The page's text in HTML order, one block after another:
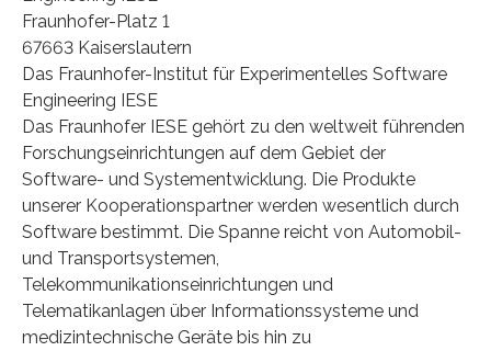
Fraunhofer-Platz 1
67663 Kaiserslautern
Das Fraunhofer-Institut für Experimentelles Software
Engineering IESE
Das Fraunhofer IESE gehört zu den weltweit führenden
Forschungseinrichtungen auf dem Gebiet der
Software- und Systementwicklung. Die Produkte
unserer Kooperationspartner werden wesentlich durch
Software bestimmt. Die Spanne reicht von Automobil-
und Transportsystemen,
Telekommunikationseinrichtungen und
Telematikanlagen über Informationssysteme und
medizintechnische Geräte bis hin zu